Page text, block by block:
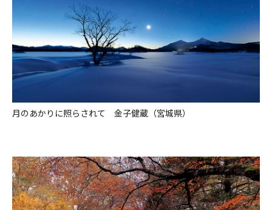
月のあかりに照らされて 金子健蔵（宮城県）